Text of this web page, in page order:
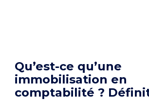
Qu’est-ce qu’une
immobilisation en
comptabilité ?